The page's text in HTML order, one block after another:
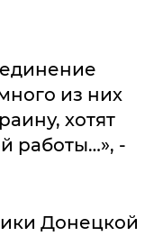
из них
хотят
работы…», -
Донецкой